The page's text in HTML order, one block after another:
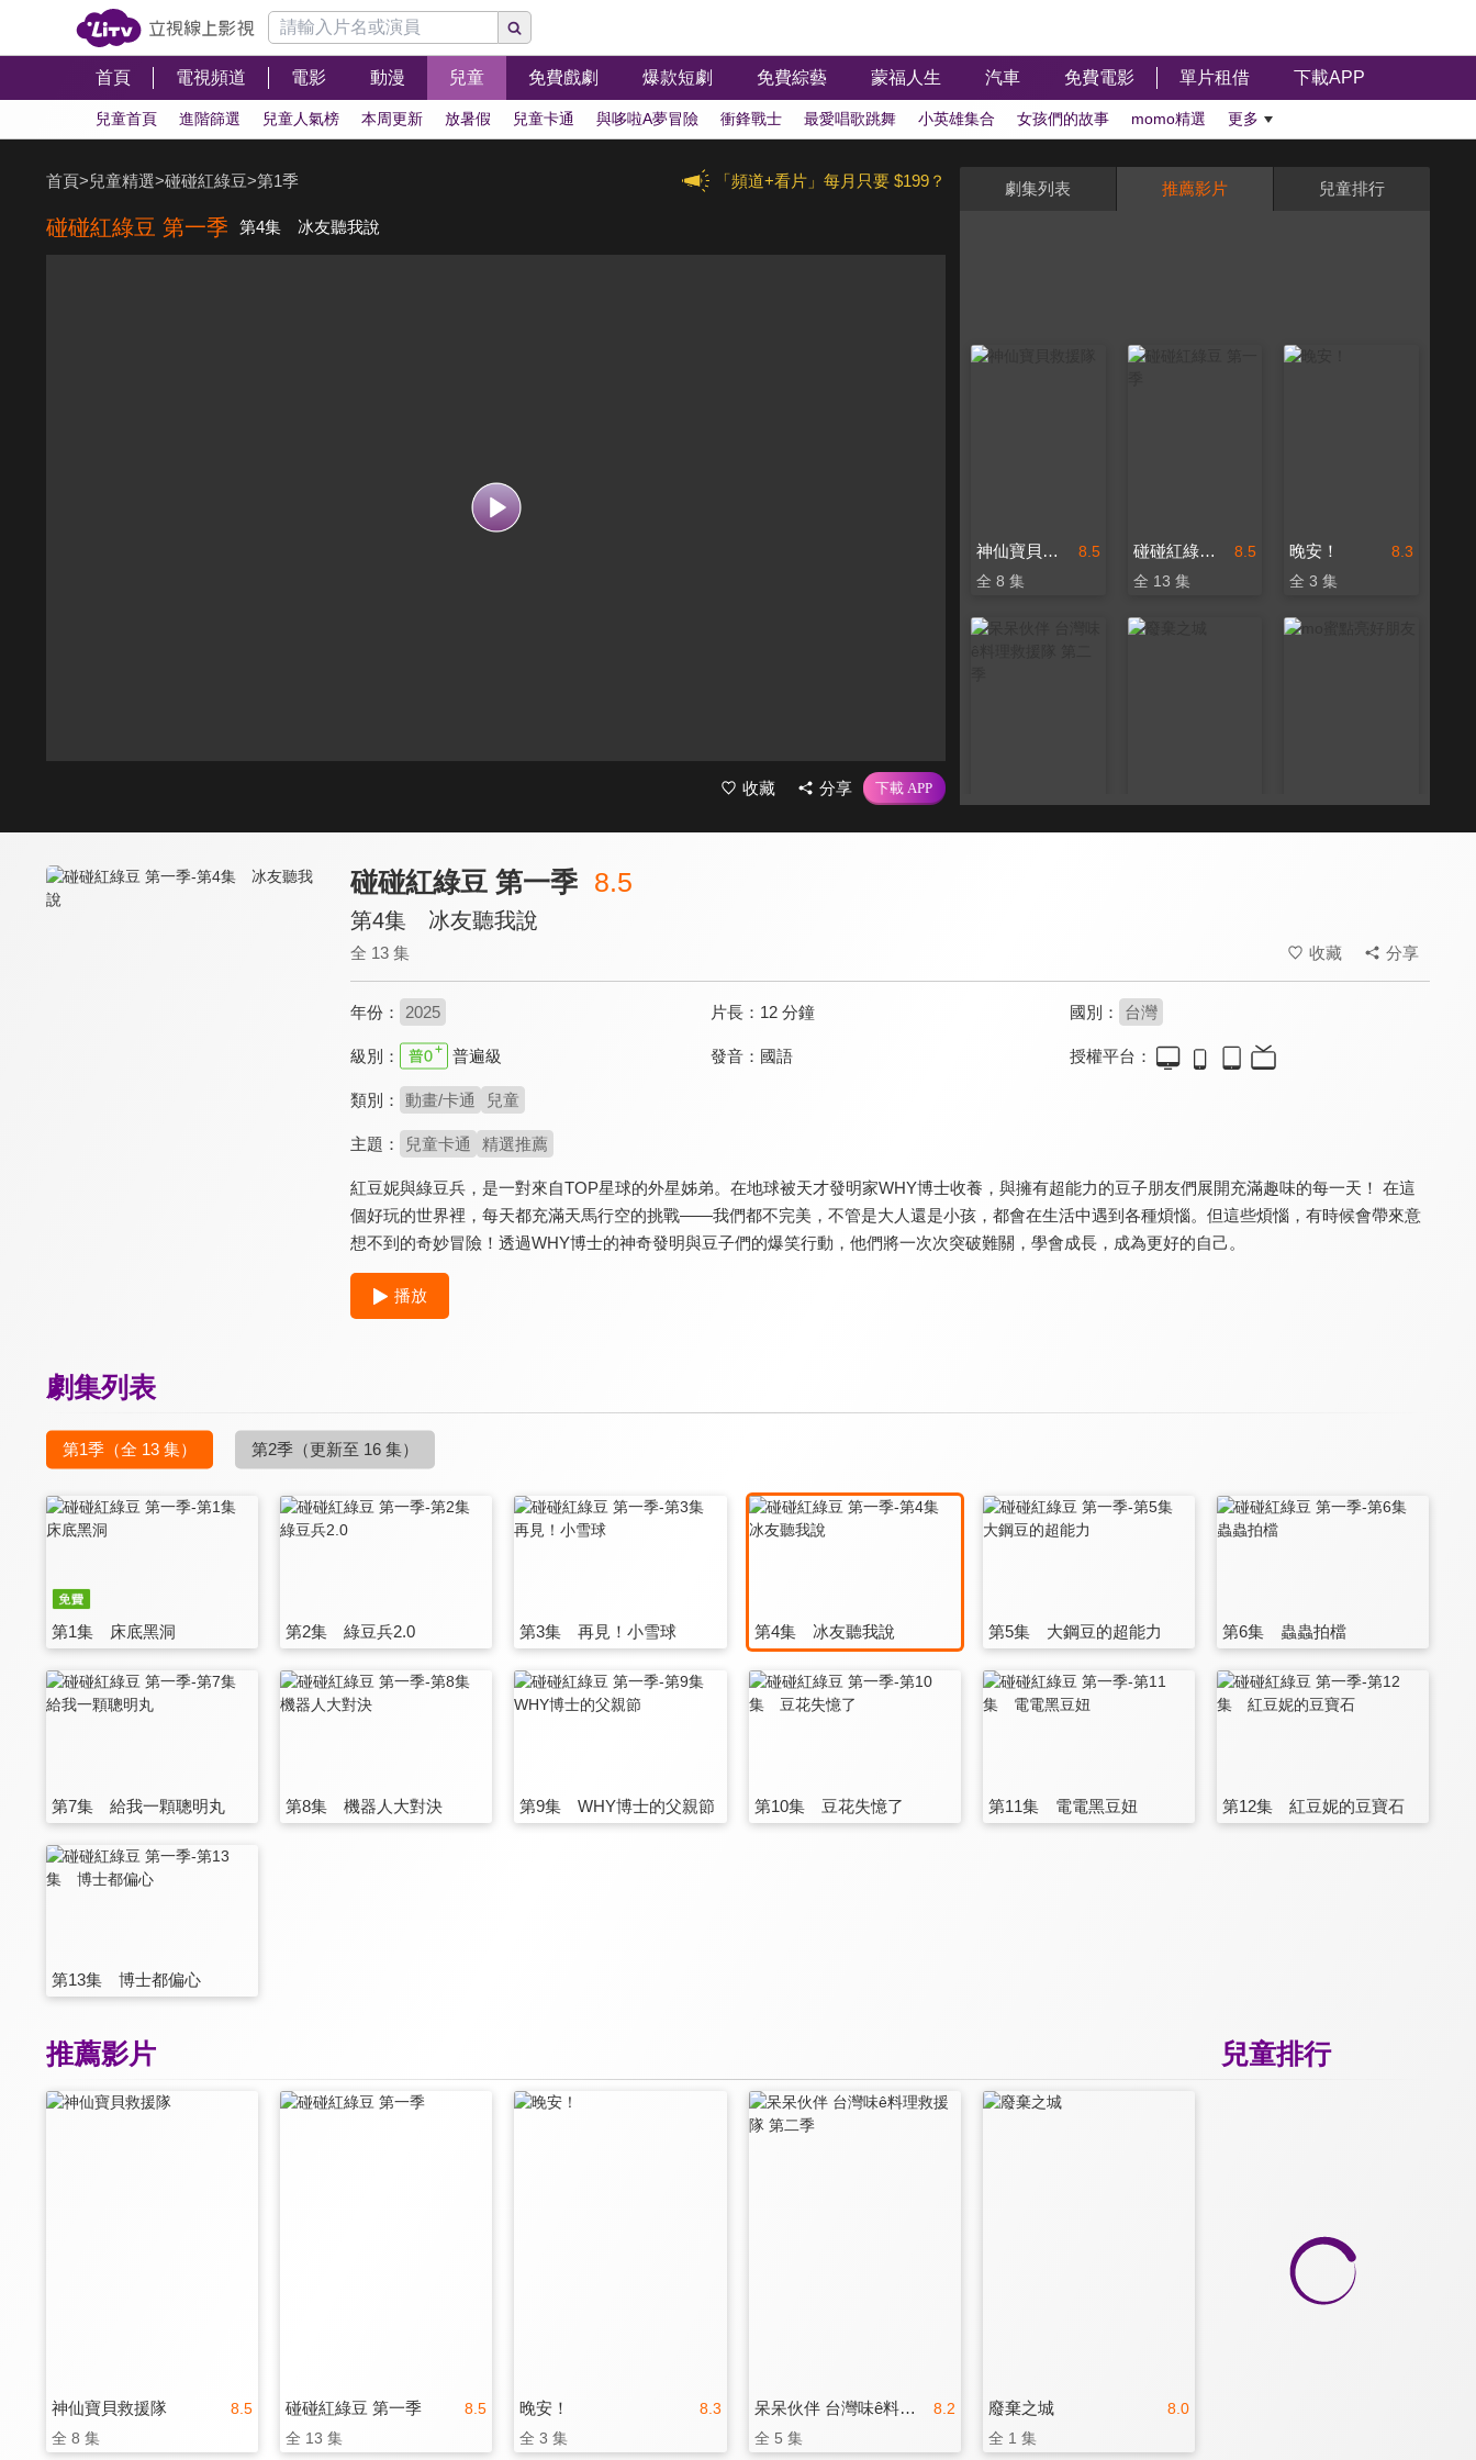
首頁 電視頻道 電影 動漫 兒童 免費戲劇 爆款短劇 免費綜藝 蒙福人生 汽車 免費電影 單片租借 下載APP
兒童首頁 進階篩選 兒童人氣榜 本周更新 放暑假 兒童卡通 與哆啦A夢冒險 衝鋒戰士 最愛唱歌跳舞 小英雄集合 女孩們的故事 momo精選 更多
「頻道+看片」每月只要 $199？
首頁>兒童精選>碰碰紅綠豆>第1季
碰碰紅綠豆 第一季 第4集 冰友聽我說
收藏 分享
劇集列表 推薦影片 兒童排行
8.5
神仙寶貝救援隊
全 8 集
8.5
碰碰紅綠豆 第一季
全 13 集
8.3
晚安！
全 3 集
碰碰紅綠豆 第一季 8.5
第4集 冰友聽我說
全 13 集 收藏 分享
年份： 2025 片長： 12 分鐘 國別： 台灣
級別： 普遍級 發音： 國語 授權平台：
類別： 動畫/卡通 兒童
主題： 兒童卡通 精選推薦
紅豆妮與綠豆兵，是一對來自TOP星球的外星姊弟。在地球被天才發明家WHY博士收養，與擁有超能力的豆子朋友們展開充滿趣味的每一天！ 在這
個好玩的世界裡，每天都充滿天馬行空的挑戰——我們都不完美，不管是大人還是小孩，都會在生活中遇到各種煩惱。但這些煩惱，有時候會帶來意
想不到的奇妙冒險！透過WHY博士的神奇發明與豆子們的爆笑行動，他們將一次次突破難關，學會成長，成為更好的自己。
播放
劇集列表
第1季 （全 13 集） 第2季 （更新至 16 集）
第1集 床底黑洞 第2集 綠豆兵2.0 第3集 再見！小雪球 第4集 冰友聽我說 第5集 大鋼豆的超能力 第6集 蟲蟲拍檔
第7集 給我一顆聰明丸 第8集 機器人大對決 第9集 WHY博士的父親節 第10集 豆花失憶了 第11集 電電黑豆妞 第12集 紅豆妮的豆寶石
第13集 博士都偏心
兒童排行
推薦影片
8.5
神仙寶貝救援隊
全 8 集
8.5
碰碰紅綠豆 第一季
全 13 集
8.3
晚安！
全 3 集
8.2
呆呆伙伴 台灣味ê料理救援隊 第二季
全 5 集
8.0
廢棄之城
全 1 集